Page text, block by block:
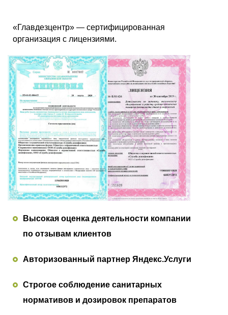
«Главдезцентр» — сертифицированная
организация с лицензиями.
Высокая оценка деятельности компании
по отзывам клиентов
Авторизованный партнер Яндекс.Услуги
Строгое соблюдение санитарных
нормативов и дозировок препаратов